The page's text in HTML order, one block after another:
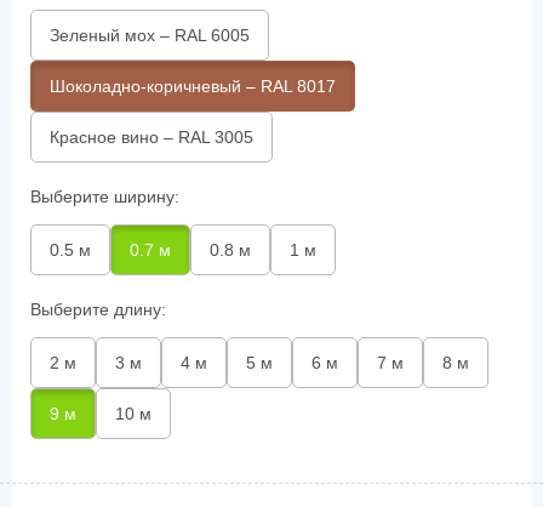
Зеленый мох – RAL 6005
Шоколадно-коричневый – RAL 8017
Красное вино – RAL 3005
Выберите ширину:
0.5 м 0.7 м 0.8 м 1 м
Выберите длину:
2 м 3 м 4 м 5 м 6 м 7 м 8 м
9 м 10 м